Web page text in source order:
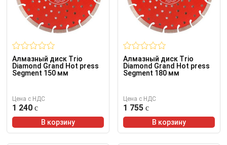
Алмазный диск Trio
Diamond Grand Hot press
Segment 150 мм
Цена с НДС
1 240
В корзину
Алмазный диск Trio
Diamond Grand Hot press
Segment 180 мм
Цена с НДС
1 755
В корзину